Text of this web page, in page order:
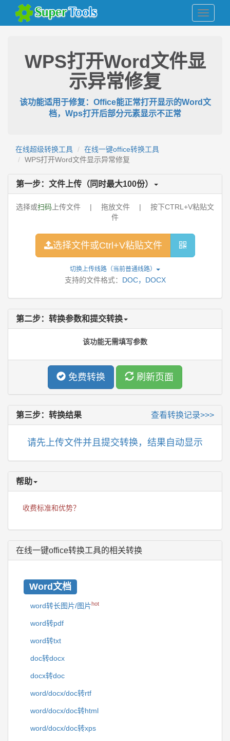
WPS打开Word文件显
示异常修复
该功能适用于修复：Office能正常打开显示的Word文
档，Wps打开后部分元素显示不正常
在线超级转换工具
在线一键office转换工具
WPS打开Word文件显示异常修复
第一步：文件上传（同时最大100份）
选择或扫码 上传文件 | 拖放文件 | 按下CTRL+V粘贴文
件
选择文件或Ctrl+V粘贴文件
切换上传线路（当前普通线路）
支持的文件格式： DOC，DOCX
第二步：转换参数和提交转换
该功能无需填写参数
免费转换 刷新页面
第三步：转换结果 查看转换记录>>>
请先上传文件并且提交转换，结果自动显示
帮助
收费标准和优势？
在线一键office转换工具的相关转换
Word文档
word转长图片/图片hot
word转pdf
word转txt
doc转docx
docx转doc
word/docx/doc转rtf
word/docx/doc转html
word/docx/doc转xps